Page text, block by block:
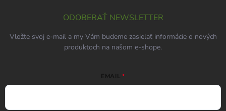
ODOBERAŤ NEWSLETTER
Vložte svoj e-mail a my Vám budeme zasielať informácie o nových
produktoch na našom e-shope.
EMAIL